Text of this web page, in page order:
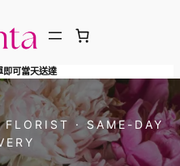
即可當天送達
· SAME-DAY